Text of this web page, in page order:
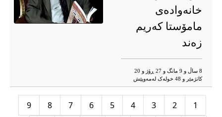
خانەوادەی
مامۆستا کەریم
زەند
8 ساڵ و 9 مانگ و 27 ڕۆژ و 20
کاتژمێر و 48 خوله‌ک له‌مه‌وپێش‌
1
2
3
4
5
6
7
8
9